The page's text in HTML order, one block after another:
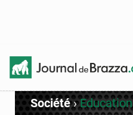
Société›Education